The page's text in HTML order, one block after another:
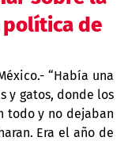
de
“Había una
y gatos, donde los
todo y no dejaban
Era el año de